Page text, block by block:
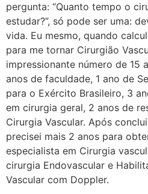
pergunta: “Quanto tempo o
estudar?”, só pode ser uma:
vida. Eu mesmo, quando
para me tornar Cirurgião
impressionante número de 15
anos de faculdade, 1 ano de
para o Exército Brasileiro, 3
em cirurgia geral, 2 anos de
Cirurgia Vascular. Após
precisei mais 2 anos para
especialista em Cirurgia
cirurgia Endovascular e
Vascular com Doppler.